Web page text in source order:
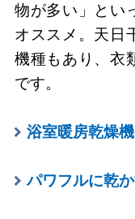
物が多い」とい
オススメ。天日
機種もあり、衣
です。
浴室暖房乾燥
パワフルに乾